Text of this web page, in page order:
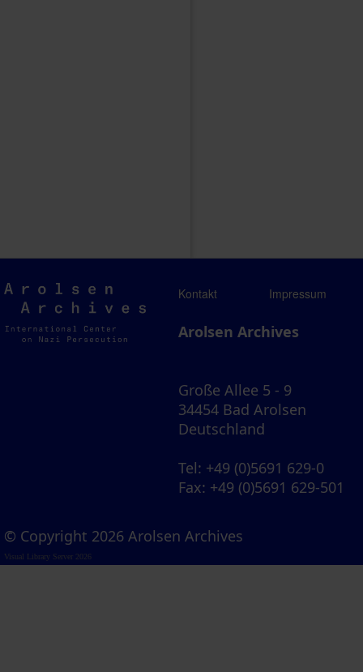
Arolsen
Archives
Kontakt Impressum
Arolsen Archives
Große Allee 5 - 9
34454 Bad Arolsen
Deutschland
Tel: +49 (0)5691 629-0
Fax: +49 (0)5691 629-501
© Copyright 2026 Arolsen Archives
Visual Library Server 2026